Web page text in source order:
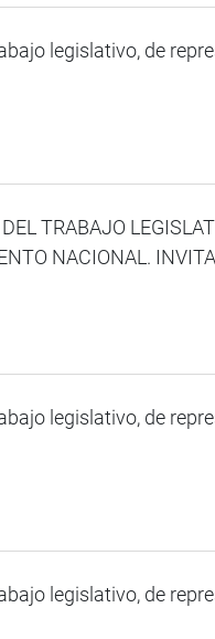
legislativo, de
TRABAJO
NACIONAL.
legislativo, de
legislativo, de